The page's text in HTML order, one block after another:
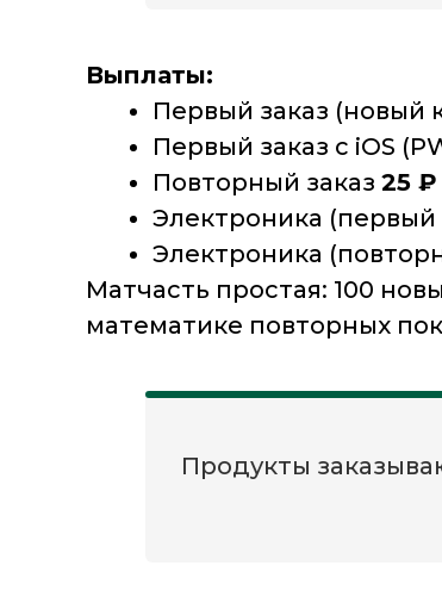
Выплаты:
Первый заказ (новый
Первый заказ с iOS
Повторный заказ 25 ₽
Электроника (первый
Электроника
Матчасть простая: 100
математике повторных
Продукты